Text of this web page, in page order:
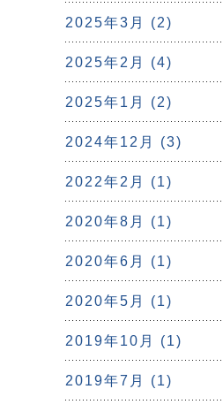
2025年3月 (2)
2025年2月 (4)
2025年1月 (2)
2024年12月 (3)
2022年2月 (1)
2020年8月 (1)
2020年6月 (1)
2020年5月 (1)
2019年10月 (1)
2019年7月 (1)